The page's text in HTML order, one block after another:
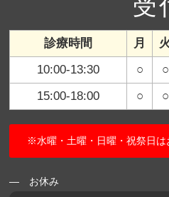
受
診療時間 月 火
10:00-13:30
○ ○
15:00-18:00
○ ○
※水曜・土曜・日曜・祝祭日は
― お休み